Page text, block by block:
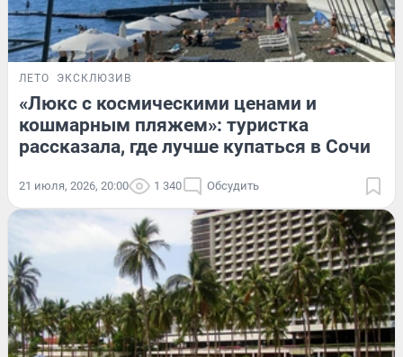
ЛЕТО ЭКСКЛЮЗИВ
«Люкс с космическими ценами и
кошмарным пляжем»: туристка
рассказала, где лучше купаться в Сочи
21 июля, 2026, 20:00 1 340 Обсудить